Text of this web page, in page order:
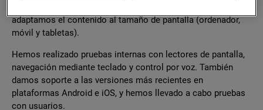
adaptamos el contenido al tamaño de pantalla (ordenador,
móvil y tabletas).
Hemos realizado pruebas internas con lectores de pantalla,
navegación mediante teclado y control por voz. También
damos soporte a las versiones más recientes en
plataformas Android e iOS, y hemos llevado a cabo pruebas
con usuarios.